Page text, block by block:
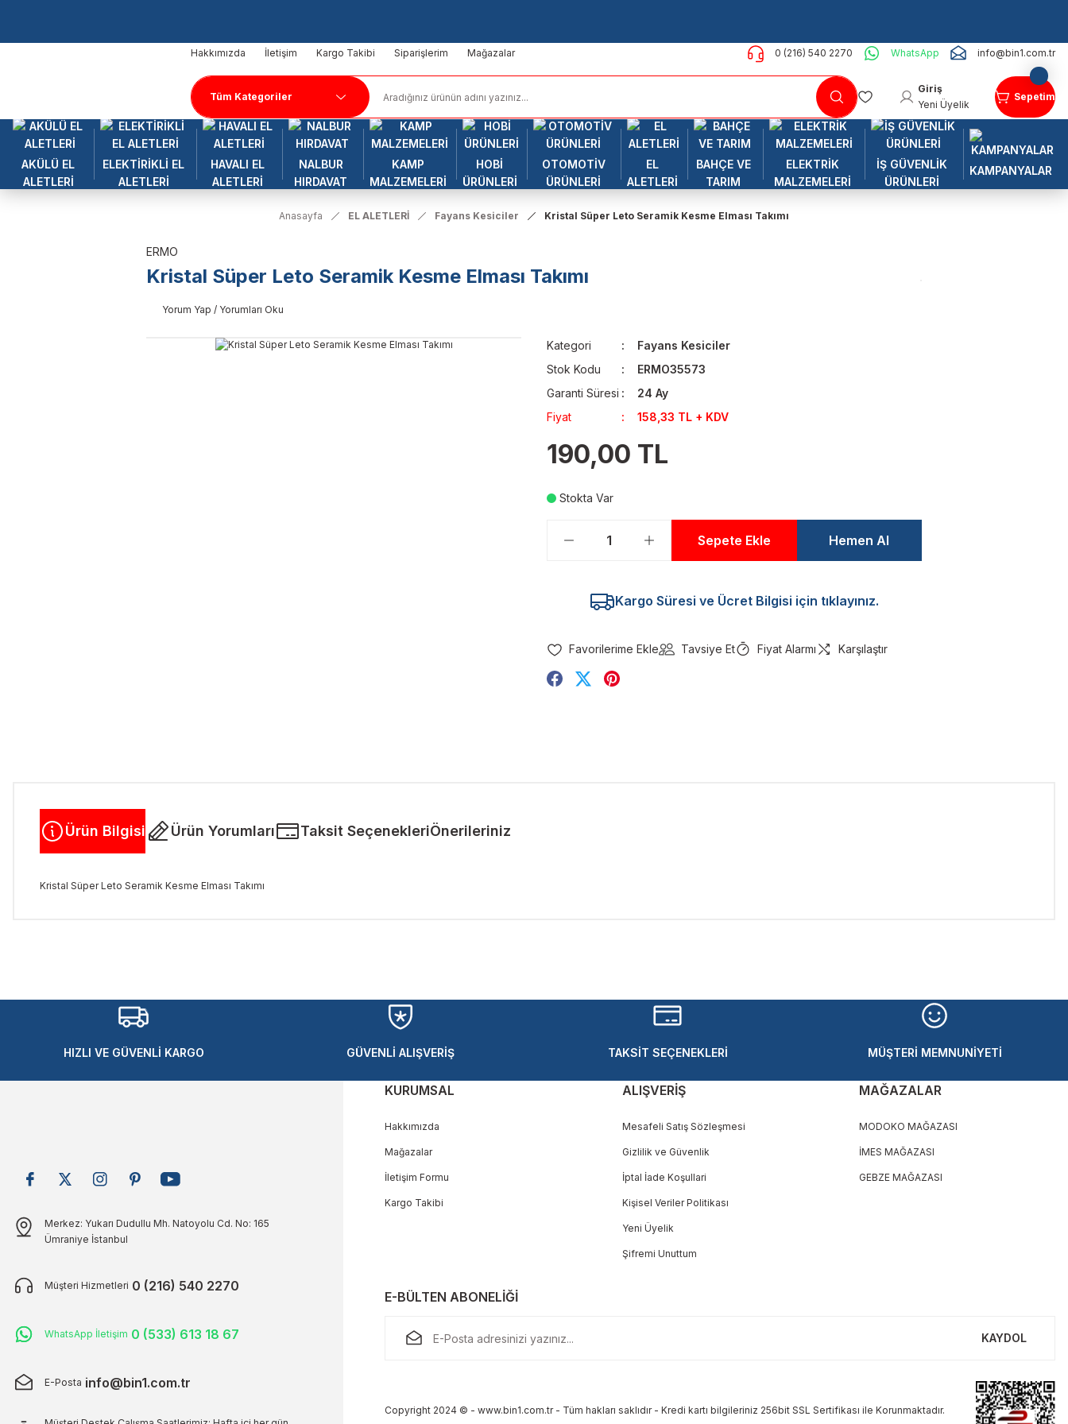
Hakkımızda İletişim Kargo Takibi Siparişlerim Mağazalar 0 (216) 540 2270 WhatsApp info@bin1.com.tr
Giriş
Yeni Üyelik
Sepetim
AKÜLÜ EL
ALETLERİ
ELEKTİRİKLİ EL
ALETLERİ
HAVALI EL
ALETLERİ
NALBUR
HIRDAVAT
KAMP
MALZEMELERİ
HOBİ
ÜRÜNLERİ
OTOMOTİV
ÜRÜNLERİ
EL
ALETLERİ
BAHÇE VE
TARIM
ELEKTRİK
MALZEMELERİ
İŞ GÜVENLİK
ÜRÜNLERİ
KAMPANYALAR
Anasayfa EL ALETLERİ Fayans Kesiciler Kristal Süper Leto Seramik Kesme Elması Takımı
ERMO
Kristal Süper Leto Seramik Kesme Elması Takımı
Yorum Yap / Yorumları Oku
Kategori
Fayans Kesiciler
Stok Kodu
ERMO35573
Garanti Süresi
24 Ay
Fiyat
158,33 TL + KDV
190,00 TL
Stokta Var
Sepete Ekle Hemen Al
Kargo Süresi ve Ücret Bilgisi için tıklayınız.
Tavsiye Et Fiyat Alarmı Karşılaştır
Ürün Bilgisi Ürün Yorumları Taksit SeçenekleriÖnerileriniz
Kristal Süper Leto Seramik Kesme Elması Takımı
Yorum Yaz
Ürün açıklamasında eksik bilgiler bulunuyor.
Ürün bilgilerinde hatalar bulunuyor.
Ürün fiyatı diğer sitelerden daha pahalı.
HIZLI VE GÜVENLİ KARGO GÜVENLİ ALIŞVERİŞ TAKSİT SEÇENEKLERİ MÜŞTERİ MEMNUNİYETİ
Merkez: Yukarı Dudullu Mh. Natoyolu Cd. No: 165
Ümraniye İstanbul
Müşteri Hizmetleri 0 (216) 540 2270
WhatsApp İletişim 0 (533) 613 18 67
E-Posta info@bin1.com.tr
KURUMSAL
Hakkımızda
Mağazalar
İletişim Formu
Kargo Takibi
ALIŞVERİŞ
Mesafeli Satış Sözleşmesi
Gizlilik ve Güvenlik
İptal İade Koşullari
Kişisel Veriler Politikası
Yeni Üyelik
Şifremi Unuttum
MAĞAZALAR
MODOKO MAĞAZASI
İMES MAĞAZASI
GEBZE MAĞAZASI
E-BÜLTEN ABONELİĞİ
KAYDOL
Copyright 2024 © - www.bin1.com.tr - Tüm hakları saklıdır - Kredi kartı bilgileriniz 256bit SSL Sertifikası ile Korunmaktadır.